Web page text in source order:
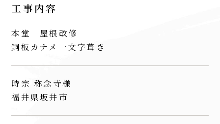
工事内容
本堂 屋根改修
銅板カナメ一文字葺き
時宗 称念寺様
福井県坂井市